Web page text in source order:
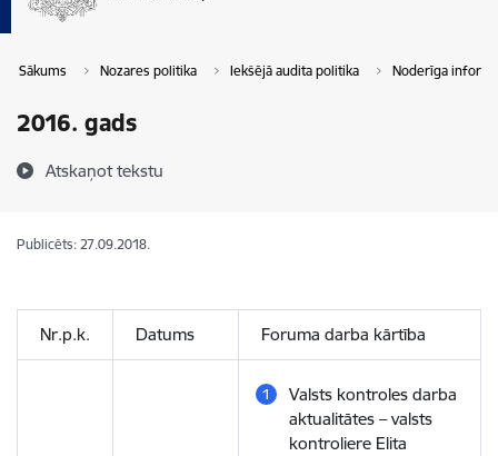
Sākums Nozares politika Iekšējā audita politika Noderīga
2016. gads
Atskaņot tekstu
Publicēts: 27.09.2018.
Nr.p.k. Datums Foruma darba kārtība
Valsts kontroles darba
aktualitātes – valsts
kontroliere Elita